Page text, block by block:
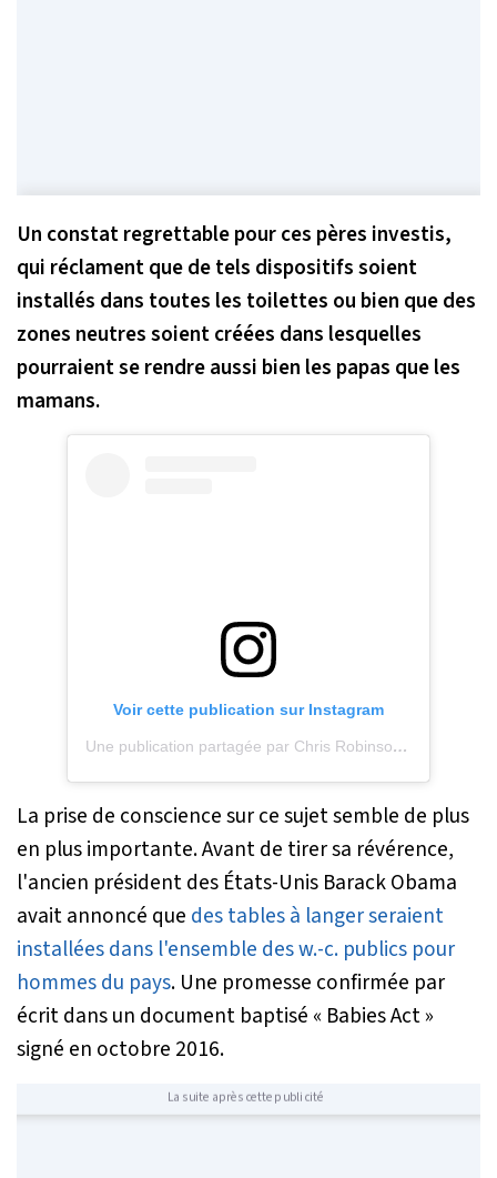
Un constat regrettable pour ces pères investis,
qui réclament que de tels dispositifs soient
installés dans toutes les toilettes ou bien que des
zones neutres soient créées dans lesquelles
pourraient se rendre aussi bien les papas que les
mamans.
Voir cette publication sur Instagram
Une publication partagée par Chris Robinson (@ptp2019)
La prise de conscience sur ce sujet semble de plus
en plus importante. Avant de tirer sa révérence,
l'ancien président des États-Unis Barack Obama
avait annoncé que des tables à langer seraient
installées dans l'ensemble des w.-c. publics pour
hommes du pays. Une promesse confirmée par
écrit dans un document baptisé « Babies Act »
signé en octobre 2016.
La suite après cette publicité